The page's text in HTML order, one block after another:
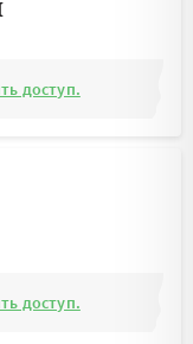
доступ.
доступ.